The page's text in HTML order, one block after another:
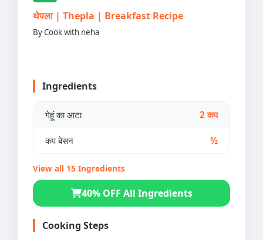
थेपला | Thepla | Breakfast Recipe
By Cook with neha
Ingredients
गेहूं का आटा 2 कप
कप बेसन ½
View all 15 Ingredients
40% OFF All Ingredients
Cooking Steps